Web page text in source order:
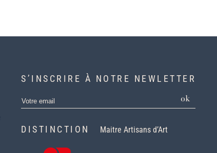
S’INSCRIRE À NOTRE NEWLETTER
ok
DISTINCTION Maitre Artisans d’Art